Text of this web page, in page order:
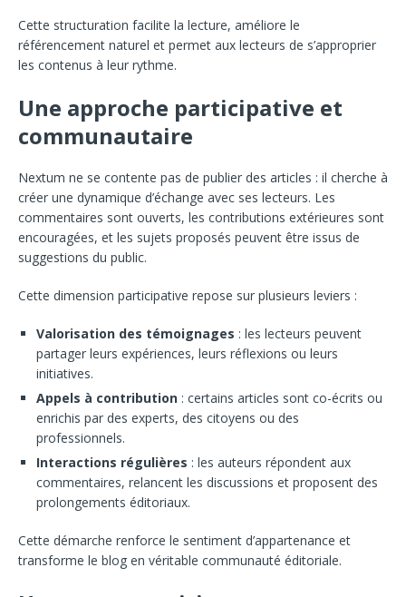
Cette structuration facilite la lecture, améliore le
référencement naturel et permet aux lecteurs de s’approprier
les contenus à leur rythme.
Une approche participative et
communautaire
Nextum ne se contente pas de publier des articles : il cherche à
créer une dynamique d’échange avec ses lecteurs. Les
commentaires sont ouverts, les contributions extérieures sont
encouragées, et les sujets proposés peuvent être issus de
suggestions du public.
Cette dimension participative repose sur plusieurs leviers :
Valorisation des témoignages : les lecteurs peuvent
partager leurs expériences, leurs réflexions ou leurs
initiatives.
Appels à contribution : certains articles sont co-écrits ou
enrichis par des experts, des citoyens ou des
professionnels.
Interactions régulières : les auteurs répondent aux
commentaires, relancent les discussions et proposent des
prolongements éditoriaux.
Cette démarche renforce le sentiment d’appartenance et
transforme le blog en véritable communauté éditoriale.